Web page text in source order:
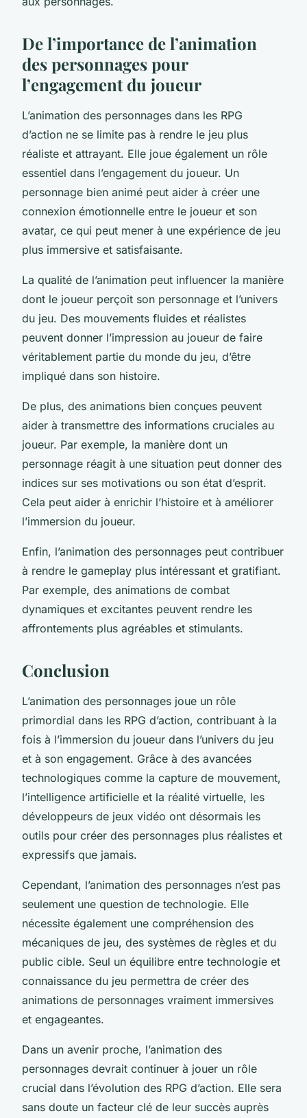
De l’importance de l’animation
des personnages pour
l’engagement du joueur
L’animation des personnages dans les RPG
d’action ne se limite pas à rendre le jeu plus
réaliste et attrayant. Elle joue également un rôle
essentiel dans l’engagement du joueur. Un
personnage bien animé peut aider à créer une
connexion émotionnelle entre le joueur et son
avatar, ce qui peut mener à une expérience de jeu
plus immersive et satisfaisante.
La qualité de l’animation peut influencer la manière
dont le joueur perçoit son personnage et l’univers
du jeu. Des mouvements fluides et réalistes
peuvent donner l’impression au joueur de faire
véritablement partie du monde du jeu, d’être
impliqué dans son histoire.
De plus, des animations bien conçues peuvent
aider à transmettre des informations cruciales au
joueur. Par exemple, la manière dont un
personnage réagit à une situation peut donner des
indices sur ses motivations ou son état d’esprit.
Cela peut aider à enrichir l’histoire et à améliorer
l’immersion du joueur.
Enfin, l’animation des personnages peut contribuer
à rendre le gameplay plus intéressant et gratifiant.
Par exemple, des animations de combat
dynamiques et excitantes peuvent rendre les
affrontements plus agréables et stimulants.
Conclusion
L’animation des personnages joue un rôle
primordial dans les RPG d’action, contribuant à la
fois à l’immersion du joueur dans l’univers du jeu
et à son engagement. Grâce à des avancées
technologiques comme la capture de mouvement,
l’intelligence artificielle et la réalité virtuelle, les
développeurs de jeux vidéo ont désormais les
outils pour créer des personnages plus réalistes et
expressifs que jamais.
Cependant, l’animation des personnages n’est pas
seulement une question de technologie. Elle
nécessite également une compréhension des
mécaniques de jeu, des systèmes de règles et du
public cible. Seul un équilibre entre technologie et
connaissance du jeu permettra de créer des
animations de personnages vraiment immersives
et engageantes.
Dans un avenir proche, l’animation des
personnages devrait continuer à jouer un rôle
crucial dans l’évolution des RPG d’action. Elle sera
sans doute un facteur clé de leur succès auprès